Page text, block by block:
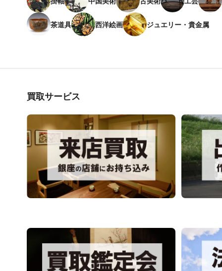
茶道具 西洋絵画 ジュエリー・貴金属
買取サービス